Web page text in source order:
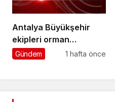
Antalya Büyükşehir
ekipleri orman
yangınlarını söndürme
Gündem 1 hafta önce